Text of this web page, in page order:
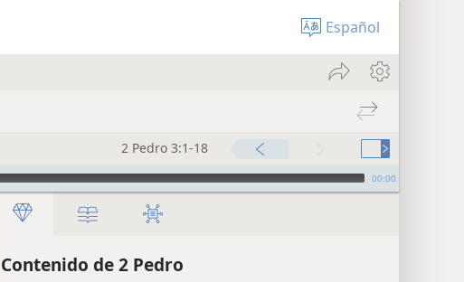
Español
2 Pedro 3:1-18
00:00
Contenido de 2 Pedro